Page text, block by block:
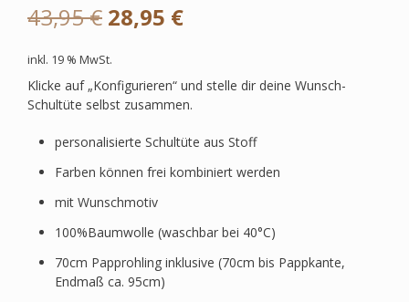
43,95€ Ursprünglicher
Preis
war:
43,95 €
28,95 €Aktueller
ist:
28,95 €.
inkl. 19 % MwSt.
Klicke auf „Konfigurieren“ und stelle dir deine Wunsch-
Schultüte selbst zusammen.
personalisierte Schultüte aus Stoff
Farben können frei kombiniert werden
mit Wunschmotiv
100%Baumwolle (waschbar bei 40°C)
70cm Papprohling inklusive (70cm bis Pappkante,
Endmaß ca. 95cm)